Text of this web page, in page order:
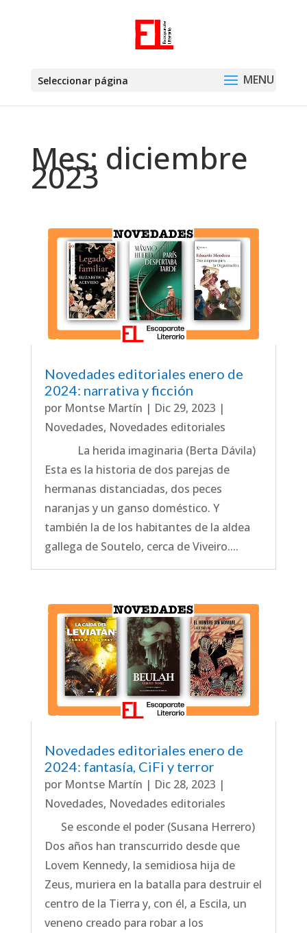
Seleccionar página
Mes: diciembre
2023
Novedades editoriales enero de
2024: narrativa y ficción
por Montse Martín | Dic 29, 2023 |
Novedades, Novedades editoriales
La herida imaginaria (Berta Dávila)
Esta es la historia de dos parejas de
hermanas distanciadas, dos peces
naranjas y un ganso doméstico. Y
también la de los habitantes de la aldea
gallega de Soutelo, cerca de Viveiro....
Novedades editoriales enero de
2024: fantasía, CiFi y terror
por Montse Martín | Dic 28, 2023 |
Novedades, Novedades editoriales
Se esconde el poder (Susana Herrero)
Dos años han transcurrido desde que
Lovem Kennedy, la semidiosa hija de
Zeus, muriera en la batalla para destruir el
centro de la Tierra y, con él, a Escila, un
veneno creado para robar a los